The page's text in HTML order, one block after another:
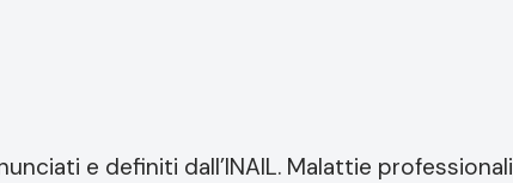
e definiti dall’INAIL. Malattie professionali